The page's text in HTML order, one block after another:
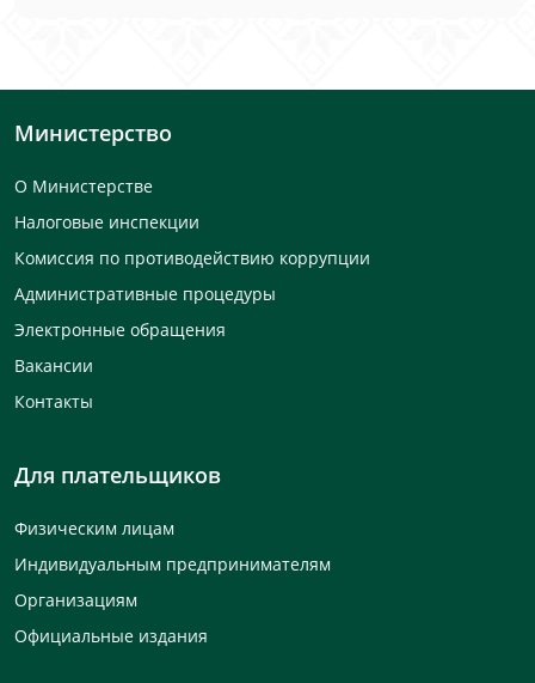
Министерство
О Министерстве
Налоговые инспекции
Комиссия по противодействию коррупции
Административные процедуры
Электронные обращения
Вакансии
Контакты
Для плательщиков
Физическим лицам
Индивидуальным предпринимателям
Организациям
Официальные издания